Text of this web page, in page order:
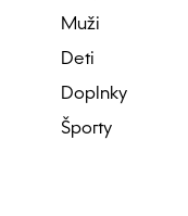
Muži
Deti
Doplnky
Športy